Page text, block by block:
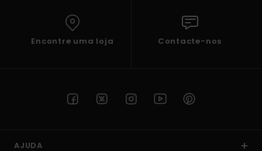
Encontre uma loja Contacte-nos
AJUDA